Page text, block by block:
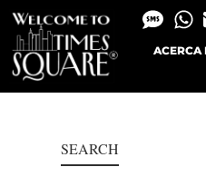
ACERCA
SEARCH